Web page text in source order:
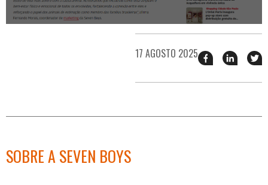
17 AGOSTO 2025 Compartilhar
esse
no
esse
no
SOBRE A SEVEN BOYS